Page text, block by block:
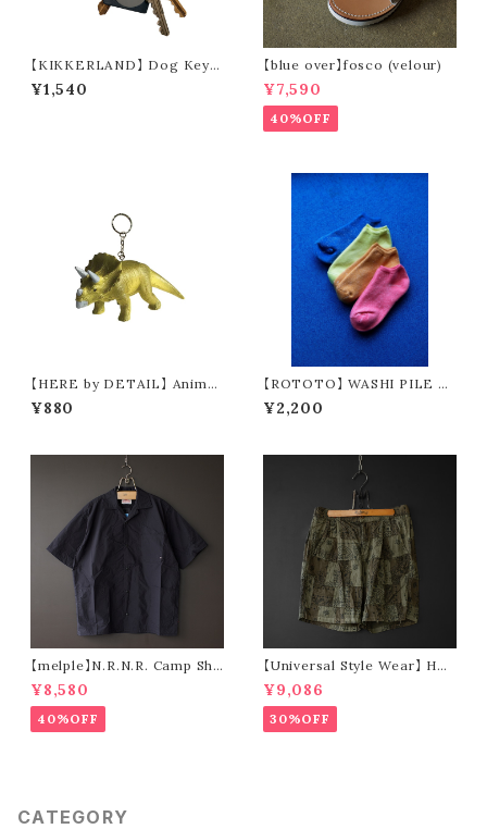
【KIKKERLAND】 Dog Keyc
hain
¥1,540
【blue over】fosco (velour)
¥7,590
40%OFF
【HERE by DETAIL】 Animal
Keyring “Triceratops”
¥880
【ROTOTO】 WASHI PILE S
¥2,200
【melple】N.R.N.R. Camp Shir
t (black)
¥8,580
40%OFF
【Universal Style Wear】 HAV
-A-HANK bandanna patchw
ork short pants (olive)
¥9,086
30%OFF
CATEGORY